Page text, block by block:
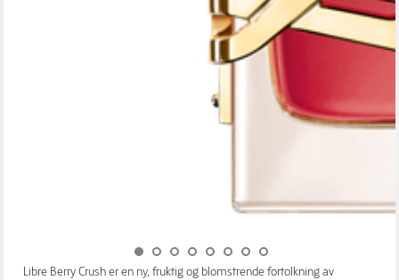
Libre Berry Crush er en ny, fruktig og blomstrende fortolkning av